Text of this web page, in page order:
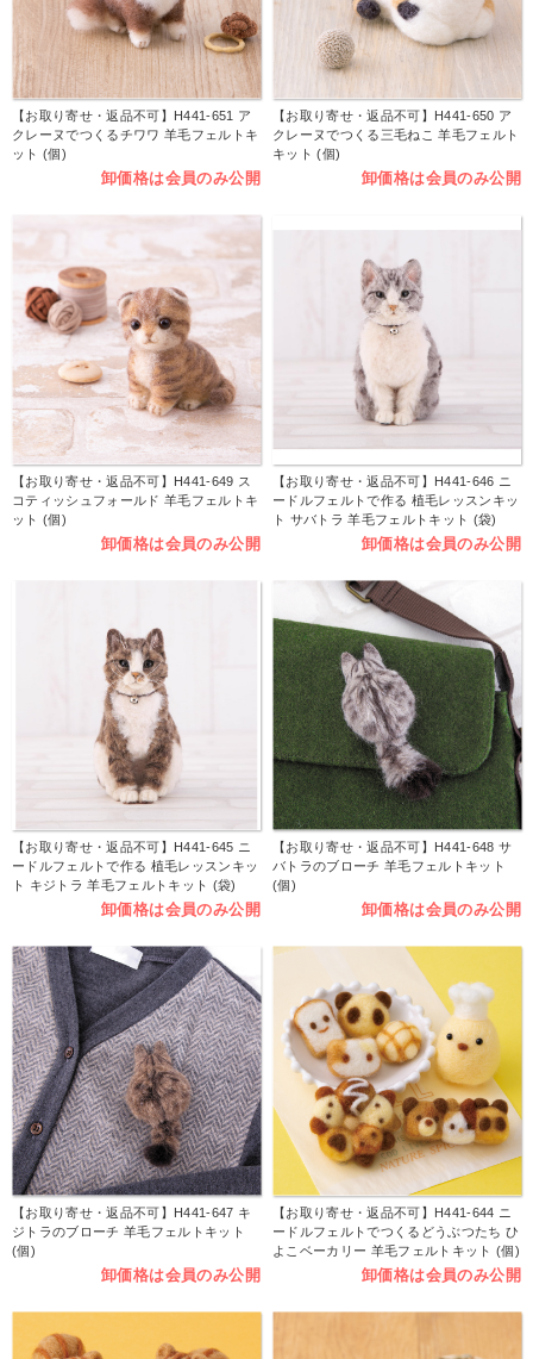
【お取り寄せ・返品不可】H441-651 ア
クレーヌでつくるチワワ 羊毛フェルトキ
ット (個)
卸価格は会員のみ公開
【お取り寄せ・返品不可】H441-650 ア
クレーヌでつくる三毛ねこ 羊毛フェルト
キット (個)
卸価格は会員のみ公開
【お取り寄せ・返品不可】H441-649 ス
コティッシュフォールド 羊毛フェルトキ
ット (個)
卸価格は会員のみ公開
【お取り寄せ・返品不可】H441-646 ニ
ードルフェルトで作る 植毛レッスンキッ
ト サバトラ 羊毛フェルトキット (袋)
卸価格は会員のみ公開
【お取り寄せ・返品不可】H441-645 ニ
ードルフェルトで作る 植毛レッスンキッ
ト キジトラ 羊毛フェルトキット (袋)
卸価格は会員のみ公開
【お取り寄せ・返品不可】H441-648 サ
バトラのブローチ 羊毛フェルトキット
(個)
卸価格は会員のみ公開
【お取り寄せ・返品不可】H441-647 キ
ジトラのブローチ 羊毛フェルトキット
(個)
卸価格は会員のみ公開
【お取り寄せ・返品不可】H441-644 ニ
ードルフェルトでつくるどうぶつたち ひ
よこベーカリー 羊毛フェルトキット (個)
卸価格は会員のみ公開